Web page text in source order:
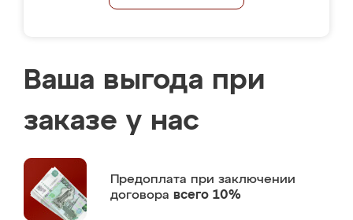
Ваша выгода при
заказе у нас
Предоплата при заключении
договора всего 10%